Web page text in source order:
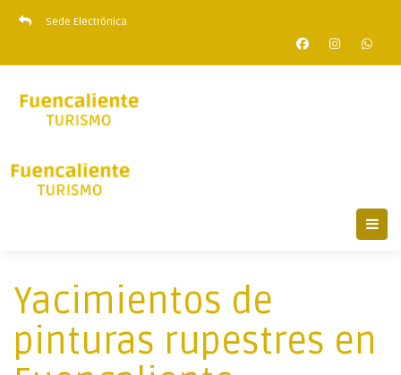
Sede Electrónica
Yacimientos de
pinturas rupestres en